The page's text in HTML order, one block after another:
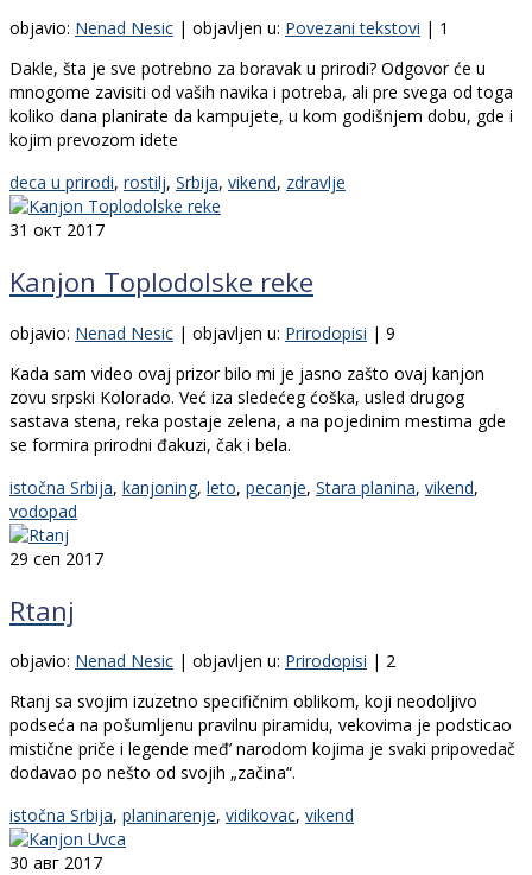
objavio: Nenad Nesic | objavljen u: Povezani tekstovi | 1
Dakle, šta je sve potrebno za boravak u prirodi? Odgovor će u
mnogome zavisiti od vaših navika i potreba, ali pre svega od toga
koliko dana planirate da kampujete, u kom godišnjem dobu, gde i
kojim prevozom idete
deca u prirodi, rostilj, Srbija, vikend, zdravlje
31 окт 2017
Kanjon Toplodolske reke
objavio: Nenad Nesic | objavljen u: Prirodopisi | 9
Kada sam video ovaj prizor bilo mi je jasno zašto ovaj kanjon
zovu srpski Kolorado. Već iza sledećeg ćoška, usled drugog
sastava stena, reka postaje zelena, a na pojedinim mestima gde
se formira prirodni đakuzi, čak i bela.
istočna Srbija, kanjoning, leto, pecanje, Stara planina, vikend,
vodopad
29 сеп 2017
Rtanj
objavio: Nenad Nesic | objavljen u: Prirodopisi | 2
Rtanj sa svojim izuzetno specifičnim oblikom, koji neodoljivo
podseća na pošumljenu pravilnu piramidu, vekovima je podsticao
mistične priče i legende međ’ narodom kojima je svaki pripovedač
dodavao po nešto od svojih „začina“.
istočna Srbija, planinarenje, vidikovac, vikend
30 авг 2017